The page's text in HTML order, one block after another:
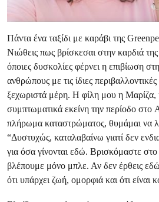
Πάντα ένα ταξίδι με καράβι της
Νιώθεις πως βρίσκεσαι στην καρδιά της
όποιες δυσκολίες φέρνει η επιβίωση
ανθρώπους με τις ίδιες
ξεχωριστά μέρη. Η φίλη μου η Μαρίζα,
συμπτωματικά εκείνη την περίοδο
πλήρωμα καταστρώματος, θυμάμαι να
“Δυστυχώς, καταλαβαίνω γιατί δεν
για όσα γίνονται εδώ. Βρισκόμαστε στο
βλέπουμε μόνο μπλε. Αν δεν έρθεις
ότι υπάρχει ζωή, ομορφιά και ότι είναι